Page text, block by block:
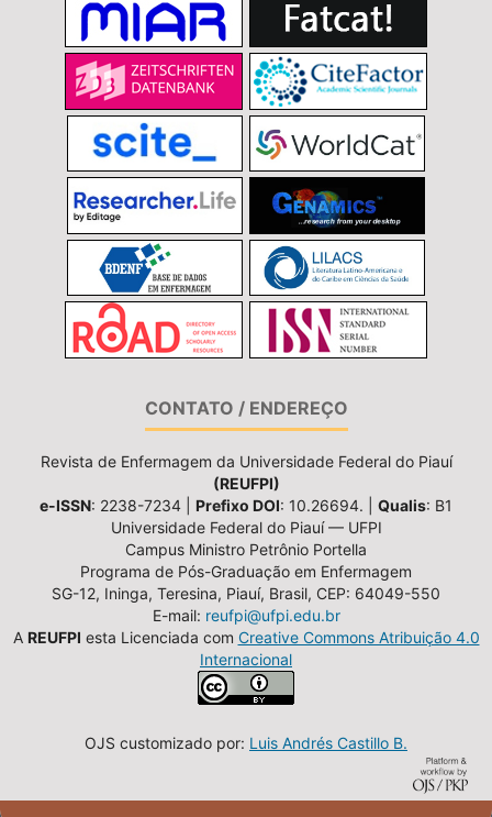
CONTATO / ENDEREÇO
Revista de Enfermagem da Universidade Federal do Piauí
(REUFPI)
e-ISSN: 2238-7234 | Prefixo DOI: 10.26694. | Qualis: B1
Universidade Federal do Piauí — UFPI
Campus Ministro Petrônio Portella
Programa de Pós-Graduação em Enfermagem
SG-12, Ininga, Teresina, Piauí, Brasil, CEP: 64049-550
E-mail: reufpi@ufpi.edu.br
A REUFPI esta Licenciada com Creative Commons Atribuição 4.0
Internacional
OJS customizado por: Luis Andrés Castillo B.